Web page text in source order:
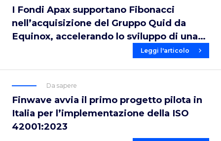
I Fondi Apax supportano Fibonacci
nell’acquisizione del Gruppo Quid da
Equinox, accelerando lo sviluppo di una
piattaforma leader a livello europeo nel
Leggi l'articolo
Da sapere
Finwave avvia il primo progetto pilota in
Italia per l’implementazione della ISO
42001:2023